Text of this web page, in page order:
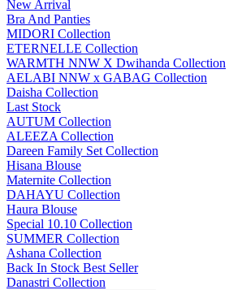
New Arrival
Bra And Panties
MIDORI Collection
ETERNELLE Collection
WARMTH NNW X Dwihanda Collection
AELABI NNW x GABAG Collection
Daisha Collection
Last Stock
AUTUM Collection
ALEEZA Collection
Dareen Family Set Collection
Hisana Blouse
Maternite Collection
DAHAYU Collection
Haura Blouse
Special 10.10 Collection
SUMMER Collection
Ashana Collection
Back In Stock Best Seller
Danastri Collection